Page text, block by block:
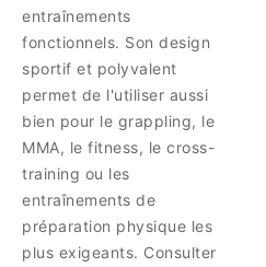
entraînements
fonctionnels. Son design
sportif et polyvalent
permet de l'utiliser aussi
bien pour le grappling, le
MMA, le fitness, le cross-
training ou les
entraînements de
préparation physique les
plus exigeants. Consulter